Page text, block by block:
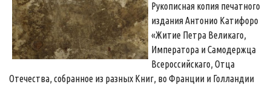
Рукописная копия печатного
издания Антонио Катифоро
«Житие Петра Великаго,
Императора и Самодержца
Всероссийскаго, Отца
Отечества, собранное из разных Книг, во Франции и Голландии